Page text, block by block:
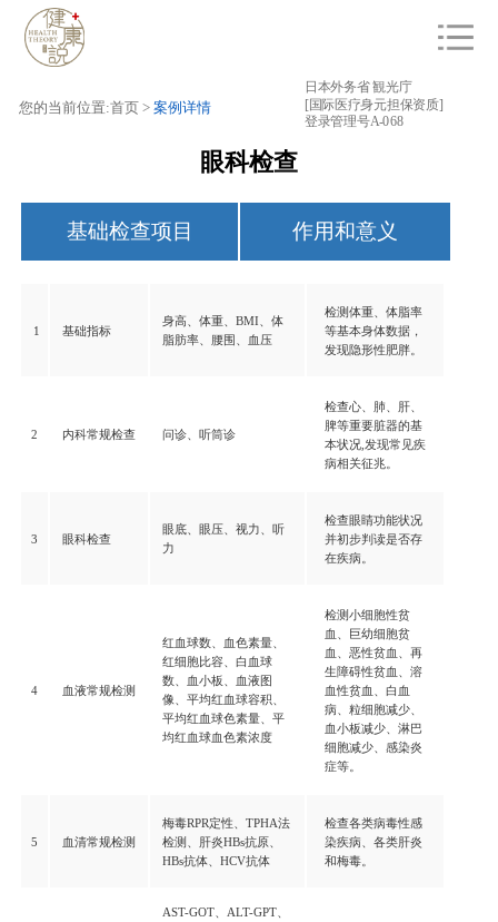
您的当前位置:首页 >案例详情
日本外务省 観光庁
[国际医疗身元担保资质]
登录管理号A-068
眼科检查
基础检查项目 作用和意义
1 基础指标
身高、体重、BMI、体
脂肪率、腰围、血压
检测体重、体脂率
等基本身体数据，
发现隐形性肥胖。
2 内科常规检查 问诊、听筒诊
检查心、肺、肝、
脾等重要脏器的基
本状况,发现常见疾
病相关征兆。
3 眼科检查
眼底、眼压、视力、听
力
检查眼睛功能状况
并初步判读是否存
在疾病。
4 血液常规检测
红血球数、血色素量、
红细胞比容、白血球
数、血小板、血液图
像、平均红血球容积、
平均红血球色素量、平
均红血球血色素浓度
检测小细胞性贫
血、巨幼细胞贫
血、恶性贫血、再
生障碍性贫血、溶
血性贫血、白血
病、粒细胞减少、
血小板减少、淋巴
细胞减少、感染炎
症等。
5 血清常规检测
梅毒RPR定性、TPHA法
检测、肝炎HBs抗原、
HBs抗体、HCV抗体
检查各类病毒性感
染疾病、各类肝炎
和梅毒。
AST-GOT、ALT-GPT、